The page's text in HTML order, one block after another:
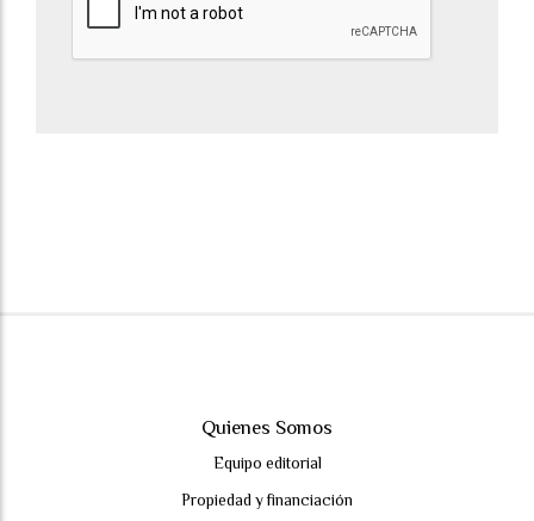
Quienes Somos
Equipo editorial
Propiedad y financiación